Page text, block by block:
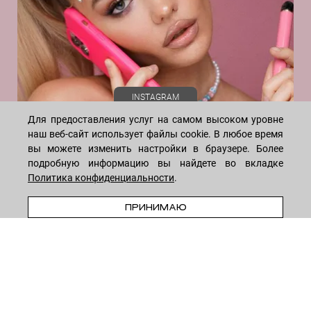
Реквизиты
Отзывы
INSTAGRAM
WHATSAPP TELEGRAM VK
* Meta признана экстремистской организацией и запрещена на
Для предоставления услуг на самом высоком уровне
наш веб-сайт использует файлы cookie. В любое время
вы можете изменить настройки в браузере. Более
подробную информацию вы найдете во вкладке
Политика конфиденциальности.
ПРИНИМАЮ